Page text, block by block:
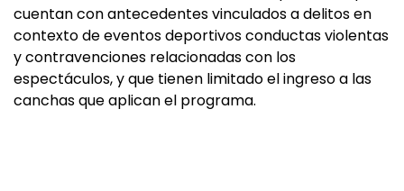
cuentan con antecedentes vinculados a delitos en
contexto de eventos deportivos conductas violentas
y contravenciones relacionadas con los
espectáculos, y que tienen limitado el ingreso a las
canchas que aplican el programa.